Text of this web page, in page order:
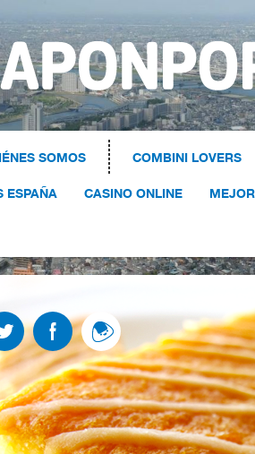
SOMOS COMBINI LOVERS
ESPAÑA CASINO ONLINE